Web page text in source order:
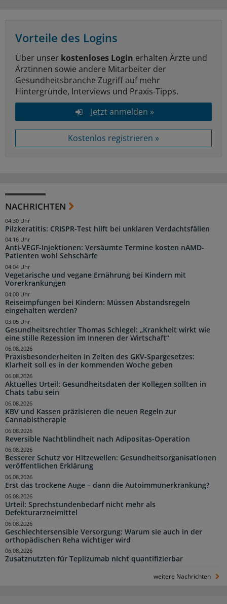
Vorteile des Logins
Über unser kostenloses Login erhalten Ärzte und
Ärztinnen sowie andere Mitarbeiter der
Gesundheitsbranche Zugriff auf mehr
Hintergründe, Interviews und Praxis-Tipps.
Jetzt anmelden »
Kostenlos registrieren »
NACHRICHTEN
Pilzkeratitis: CRISPR-Test hilft bei unklaren Verdachtsfällen
04:30 Uhr
Anti-VEGF-Injektionen: Versäumte Termine kosten nAMD-
Patienten wohl Sehschärfe
04:16 Uhr
Vegetarische und vegane Ernährung bei Kindern mit
Vorerkrankungen
04:04 Uhr
Reiseimpfungen bei Kindern: Müssen Abstandsregeln
eingehalten werden?
04:00 Uhr
Gesundheitsrechtler Thomas Schlegel: „Krankheit wirkt wie
eine stille Rezession im Inneren der Wirtschaft“
03:05 Uhr
Praxisbesonderheiten in Zeiten des GKV-Spargesetzes:
Klarheit soll es in der kommenden Woche geben
06.08.2026
Aktuelles Urteil: Gesundheitsdaten der Kollegen sollten in
Chats tabu sein
06.08.2026
KBV und Kassen präzisieren die neuen Regeln zur
Cannabistherapie
06.08.2026
Reversible Nachtblindheit nach Adipositas-Operation
06.08.2026
Besserer Schutz vor Hitzewellen: Gesundheitsorganisationen
veröffentlichen Erklärung
06.08.2026
Erst das trockene Auge – dann die Autoimmunerkrankung?
06.08.2026
Urteil: Sprechstundenbedarf nicht mehr als
Defekturarzneimittel
06.08.2026
Geschlechtersensible Versorgung: Warum sie auch in der
orthopädischen Reha wichtiger wird
06.08.2026
Zusatznutzten für Teplizumab nicht quantifizierbar
06.08.2026
weitere Nachrichten